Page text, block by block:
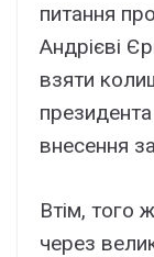
питання
Андрієві
взяти
внесення
Втім, того
через